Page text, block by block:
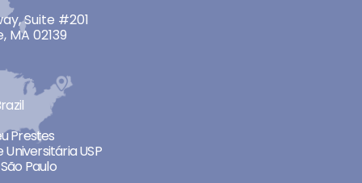
Suite #201
MA 02139
Prestes
Universitária USP
Paulo